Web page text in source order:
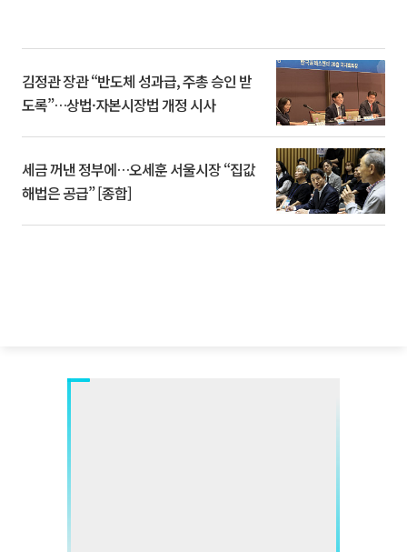
김정관 장관 “반도체 성과급, 주총 승인 받
도록”…상법·자본시장법 개정 시사
세금 꺼낸 정부에…오세훈 서울시장 “집값
해법은 공급” [종합]